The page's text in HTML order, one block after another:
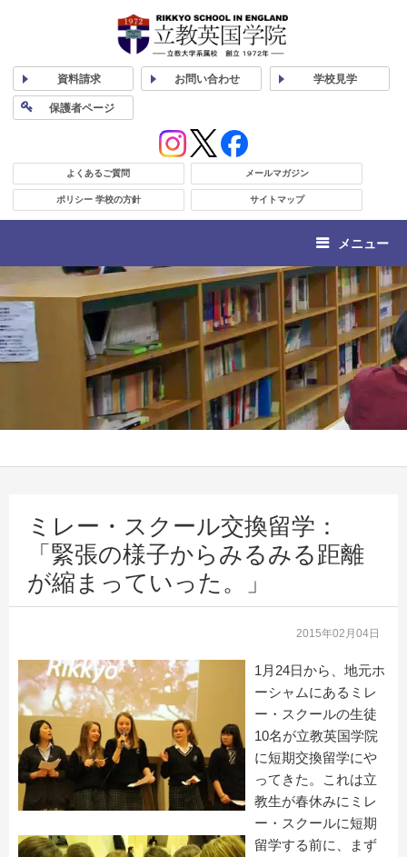
資料請求 お問い合わせ 学校見学
保護者ページ
よくあるご質問 メールマガジン
ポリシー 学校の方針 サイトマップ
メニュー
ミレー・スクール交換留学：
「緊張の様子からみるみる距離
が縮まっていった。」
2015年02月04日
1月24日から、地元ホ
ーシャムにあるミレ
ー・スクールの生徒
10名が立教英国学院
に短期交換留学にや
ってきた。これは立
教生が春休みにミレ
ー・スクールに短期
留学する前に、まず